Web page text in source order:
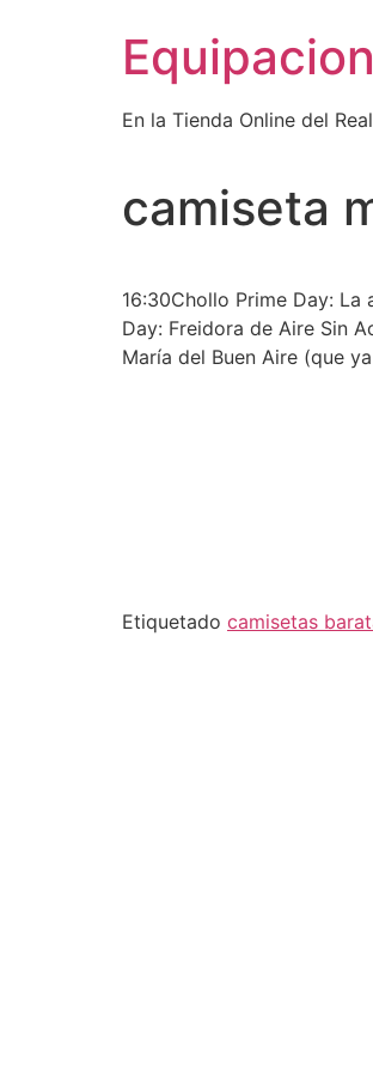
En la Tienda Online del
camiseta
16:30Chollo Prime Day:
Day: Freidora de Aire Sin
María del Buen Aire (que
Etiquetado camisetas